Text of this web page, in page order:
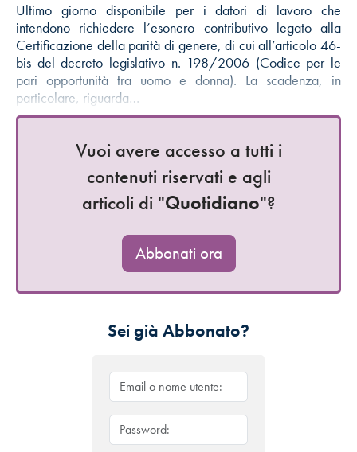
Ultimo giorno disponibile per i datori di lavoro che
intendono richiedere l’esonero contributivo legato alla
Certificazione della parità di genere, di cui all’articolo 46-
bis del decreto legislativo n. 198/2006 (Codice per le
pari opportunità tra uomo e donna). La scadenza, in
particolare, riguarda…
Vuoi avere accesso a tutti i
contenuti riservati e agli
articoli di "Quotidiano"?
Abbonati ora
Sei già Abbonato?